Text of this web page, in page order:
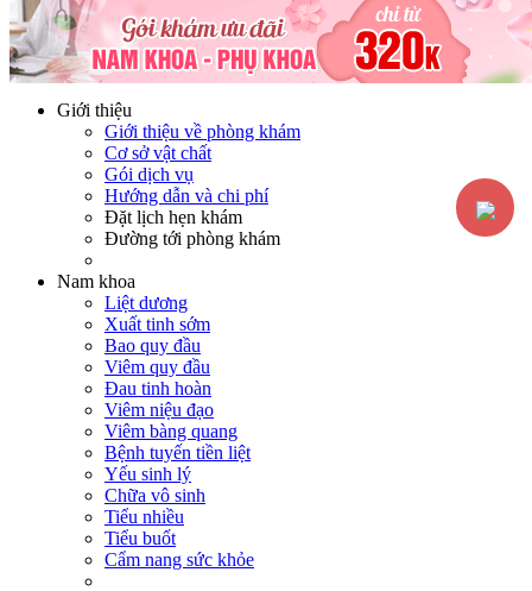
Hotline:0365116117Miễn phí tư vấn
Giới thiệu
Giới thiệu về phòng khám
Cơ sở vật chất
Gói dịch vụ
Hướng dẫn và chi phí
Đặt lịch hẹn khám
Đường tới phòng khám
Nam khoa
Liệt dương
Xuất tinh sớm
Bao quy đầu
Viêm quy đầu
Đau tinh hoàn
Viêm niệu đạo
Viêm bàng quang
Bệnh tuyến tiền liệt
Yếu sinh lý
Chữa vô sinh
Tiểu nhiều
Tiểu buốt
Cẩm nang sức khỏe